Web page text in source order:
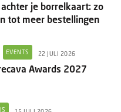
je borrelkaart: zo
tot meer bestellingen
EVENTS 22 JULI 2026
Awards 2027